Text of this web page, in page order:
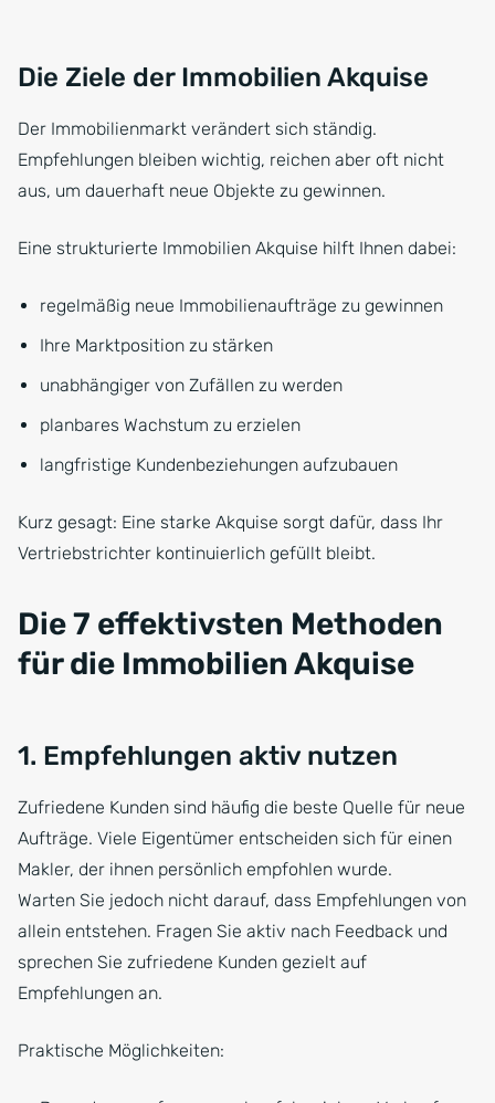
Die Ziele der Immobilien Akquise
Der Immobilienmarkt verändert sich ständig.
Empfehlungen bleiben wichtig, reichen aber oft nicht
aus, um dauerhaft neue Objekte zu gewinnen.
Eine strukturierte Immobilien Akquise hilft Ihnen dabei:
regelmäßig neue Immobilienaufträge zu gewinnen
Ihre Marktposition zu stärken
unabhängiger von Zufällen zu werden
planbares Wachstum zu erzielen
langfristige Kundenbeziehungen aufzubauen
Kurz gesagt: Eine starke Akquise sorgt dafür, dass Ihr
Vertriebstrichter kontinuierlich gefüllt bleibt.
Die 7 effektivsten Methoden
für die Immobilien Akquise
1. Empfehlungen aktiv nutzen
Zufriedene Kunden sind häufig die beste Quelle für neue
Aufträge. Viele Eigentümer entscheiden sich für einen
Makler, der ihnen persönlich empfohlen wurde.
Warten Sie jedoch nicht darauf, dass Empfehlungen von
allein entstehen. Fragen Sie aktiv nach Feedback und
sprechen Sie zufriedene Kunden gezielt auf
Empfehlungen an.
Praktische Möglichkeiten: